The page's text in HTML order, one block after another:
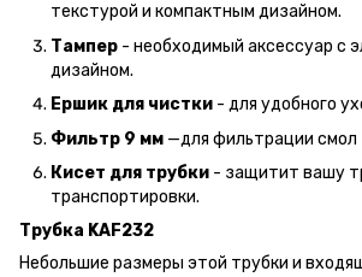
текстурой и компактным дизайном.
Тампер - необходимый аксессуар с
дизайном.
Ершик для чистки - для удобного
Фильтр 9 мм —для фильтрации смол
Кисет для трубки - защитит вашу
транспортировки.
Трубка KAF232
Небольшие размеры этой трубки и